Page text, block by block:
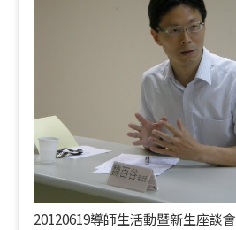
20120619導師生活動暨新生座談會